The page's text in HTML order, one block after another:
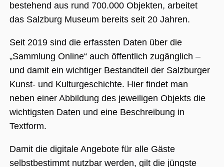
bestehend aus rund 700.000 Objekten, arbeitet
das Salzburg Museum bereits seit 20 Jahren.
Seit 2019 sind die erfassten Daten über die
„Sammlung Online“ auch öffentlich zugänglich –
und damit ein wichtiger Bestandteil der Salzburger
Kunst- und Kulturgeschichte. Hier findet man
neben einer Abbildung des jeweiligen Objekts die
wichtigsten Daten und eine Beschreibung in
Textform.
Damit die digitale Angebote für alle Gäste
selbstbestimmt nutzbar werden, gilt die jüngste
um eindeutige
zugewiesen
Es ist in jeder
auf einer Site
enthalten und
wird zur
Berechnung
Besucher-,
_ga_BMK64VXYRJ
.museumsguide.net
1 Jahr 1
Monat
wird von